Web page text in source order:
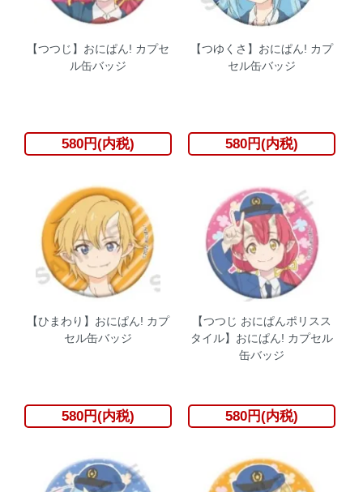
【つつじ】おにぱん! カプセ
ル缶バッジ
580円(内税)
【つゆくさ】おにぱん! カプ
セル缶バッジ
580円(内税)
【ひまわり】おにぱん! カプ
セル缶バッジ
580円(内税)
【つつじ おにぱんポリスス
タイル】おにぱん! カプセル
缶バッジ
580円(内税)